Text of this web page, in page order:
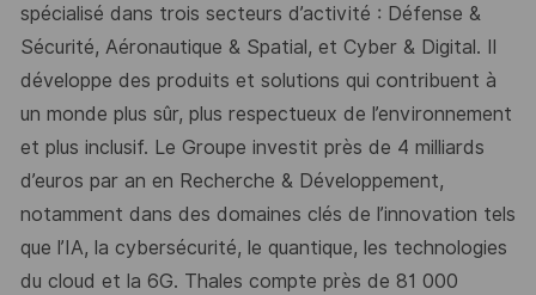
spécialisé dans trois secteurs d’activité : Défense &
Sécurité, Aéronautique & Spatial, et Cyber & Digital. Il
développe des produits et solutions qui contribuent à
un monde plus sûr, plus respectueux de l’environnement
et plus inclusif. Le Groupe investit près de 4 milliards
d’euros par an en Recherche & Développement,
notamment dans des domaines clés de l’innovation tels
que l’IA, la cybersécurité, le quantique, les technologies
du cloud et la 6G. Thales compte près de 81 000